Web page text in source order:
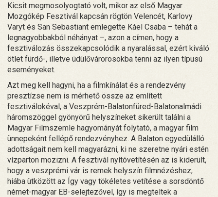
Kicsit megmosolyogtató volt, mikor az első Magyar
Mozgókép Fesztivál kapcsán rögtön Velencét, Karlovy
Varyt és San Sebastiant emlegette Káel Csaba – tehát a
legnagyobbakból néhányat –, azon a címen, hogy a
fesztiválozás összekapcsolódik a nyaralással, ezért kiváló
ötlet fürdő-, illetve üdülővárorosokba tenni az ilyen típusú
eseményeket.
Azt meg kell hagyni, ha a filmkínálat és a rendezvény
presztízse nem is mérhető össze az említett
fesztiválokéval, a Veszprém-Balatonfüred-Balatonalmádi
háromszöggel gyönyörű helyszíneket sikerült találni a
Magyar Filmszemle hagyományát folytató, a magyar film
ünnepeként fellépő rendezvényhez. A Balaton egyedülálló
adottságait nem kell magyarázni, ki ne szeretne nyári estén
vízparton mozizni. A fesztivál nyítóvetítésén az is kiderült,
hogy a veszprémi vár is remek helyszín filmnézéshez,
hiába ütközött az Így vagy tökéletes vetítése a sorsdöntő
német-magyar EB-selejtezővel, így is megteltek a